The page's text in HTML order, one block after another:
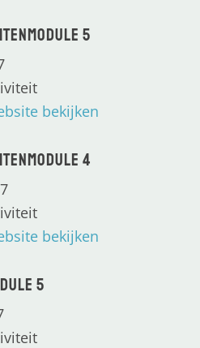
5
bekijken
4
bekijken
5